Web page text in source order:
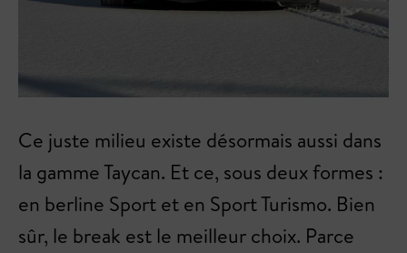
Ce juste milieu existe désormais aussi dans
la gamme Taycan. Et ce, sous deux formes :
en berline Sport et en Sport Turismo. Bien
sûr, le break est le meilleur choix. Parce